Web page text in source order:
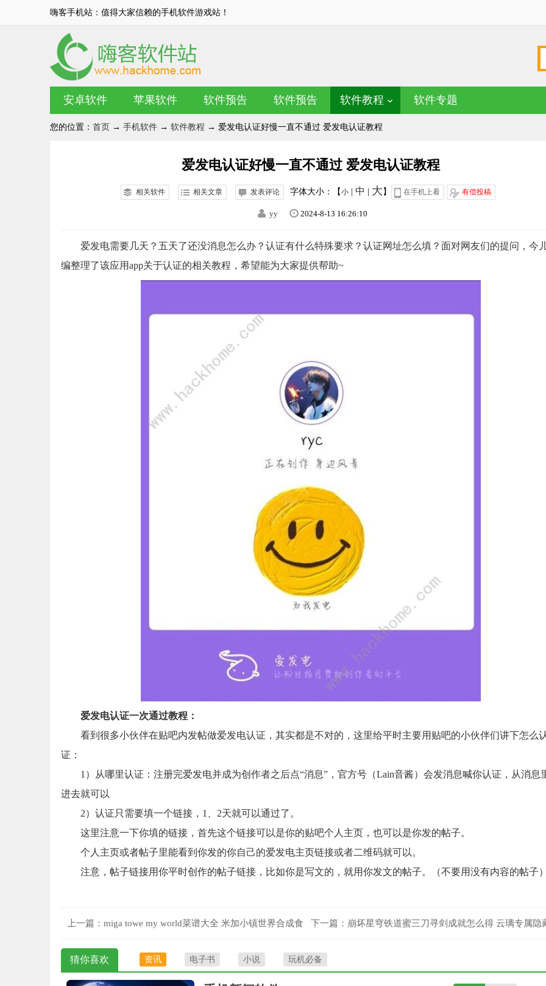
嗨客手机站：值得大家信赖的手机软件游戏站！
安卓软件 苹果软件 软件预告 软件预告 软件教程 软件专题
您的位置： 首页 → 手机软件 → 软件教程 → 爱发电认证好慢一直不通过 爱发电认证教程
爱发电认证好慢一直不通过 爱发电认证教程
相关软件 相关文章 发表评论 字体大小：【小| 中 大 】 在手机上看 有偿投稿
yy 2024-8-13 16:26:10
爱发电需要几天？五天了还没消息怎么办？认证有什么特殊要求？认证网址怎么填？面对网友们的提问，今
编整理了该应用app关于认证的相关教程，希望能为大家提供帮助~
爱发电认证一次通过教程：
看到很多小伙伴在贴吧内发帖做爱发电认证，其实都是不对的，这里给平时主要用贴吧的小伙伴们讲下怎么
证：
1）从哪里认证：注册完爱发电并成为创作者之后点“消息”，官方号（Lain音酱）会发消息喊你认证，从消息
进去就可以
2）认证只需要填一个链接，1、2天就可以通过了。
这里注意一下你填的链接，首先这个链接可以是你的贴吧个人主页，也可以是你发的帖子。
个人主页或者帖子里能看到你发的你自己的爱发电主页链接或者二维码就可以。
注意，帖子链接用你平时创作的帖子链接，比如你是写文的，就用你发文的帖子。（不要用没有内容的帖子
上一篇： miga towe my world菜谱大全 米加小镇世界合成食
谱配方表
下一篇： 崩坏星穹铁道蜜三刀寻剑成就怎么得 云璃专属隐
成就获取攻略
猜你喜欢 资讯 电子书 小说 玩机必备